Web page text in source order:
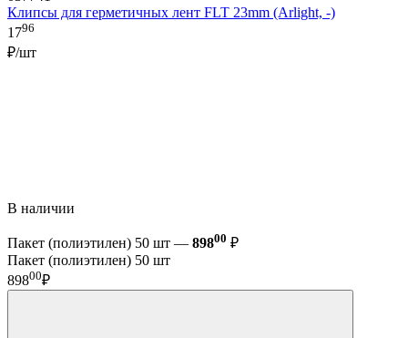
Клипсы для герметичных лент FLT 23mm (Arlight, -)
1796
₽/шт
В наличии
Пакет (полиэтилен) 50 шт — 89800 ₽
Пакет (полиэтилен) 50 шт
89800₽